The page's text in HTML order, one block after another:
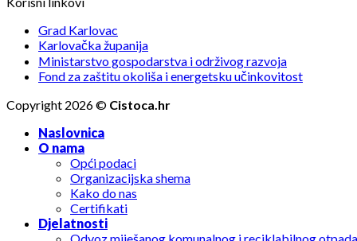
Grad Karlovac
Karlovačka županija
Ministarstvo gospodarstva i održivog razvoja
Fond za zaštitu okoliša i energetsku učinkovitost
Copyright 2026 © Cistoca.hr
Naslovnica
O nama
Opći podaci
Organizacijska shema
Kako do nas
Certifikati
Djelatnosti